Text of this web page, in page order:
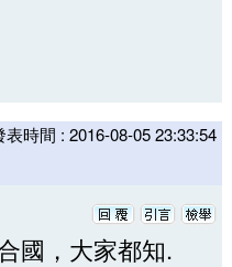
表時間 : 2016-08-05 23:33:54
國，大家都知.